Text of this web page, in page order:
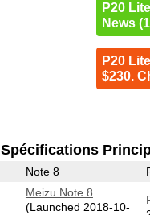
P20 Lite
News
P20
$230.
Spécifications
Note 8
Meizu Note 8
(Launched 2018-10-